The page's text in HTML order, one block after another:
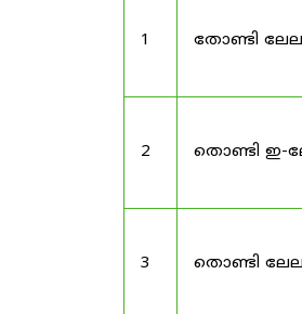
1 തോണ്ടി
2 തൊണ്ടി ഇ-
3 തൊണ്ടി